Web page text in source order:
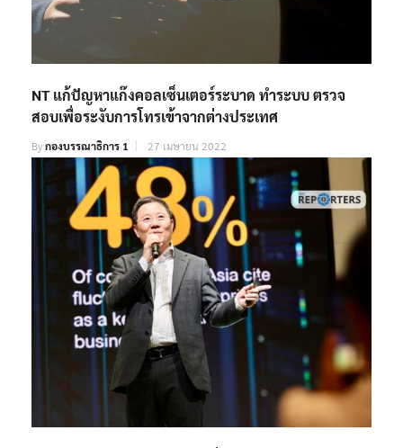
NT แก้ปัญหาแก๊งคอลเซ็นเตอร์ระบาด ทำระบบ ตรวจ
สอบเพื่อระงับการโทรเข้าจากต่างประเทศ
Byกองบรรณาธิการ 1 27 เมษายน 2022